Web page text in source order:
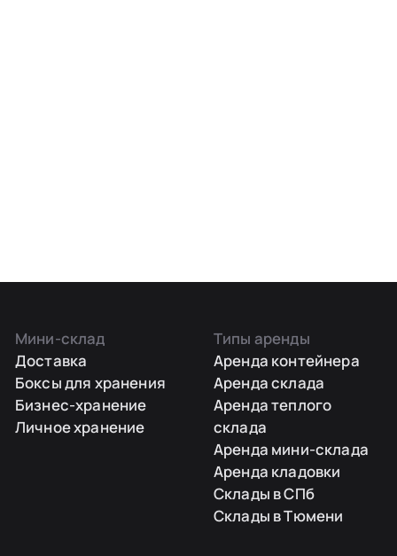
Мини-склад
Доставка
Боксы для хранения
Бизнес-хранение
Личное хранение
Типы аренды
Аренда контейнера
Аренда склада
Аренда теплого
склада
Аренда мини-склада
Аренда кладовки
Склады в СПб
Склады в Тюмени